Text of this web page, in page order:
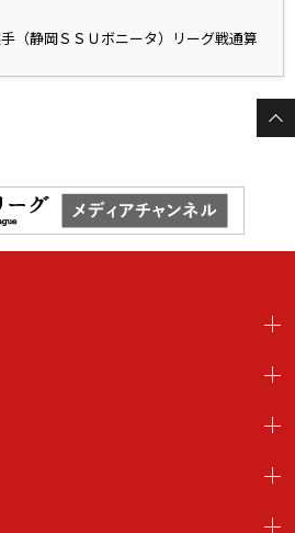
（静岡ＳＳＵボニータ）リーグ戦通算